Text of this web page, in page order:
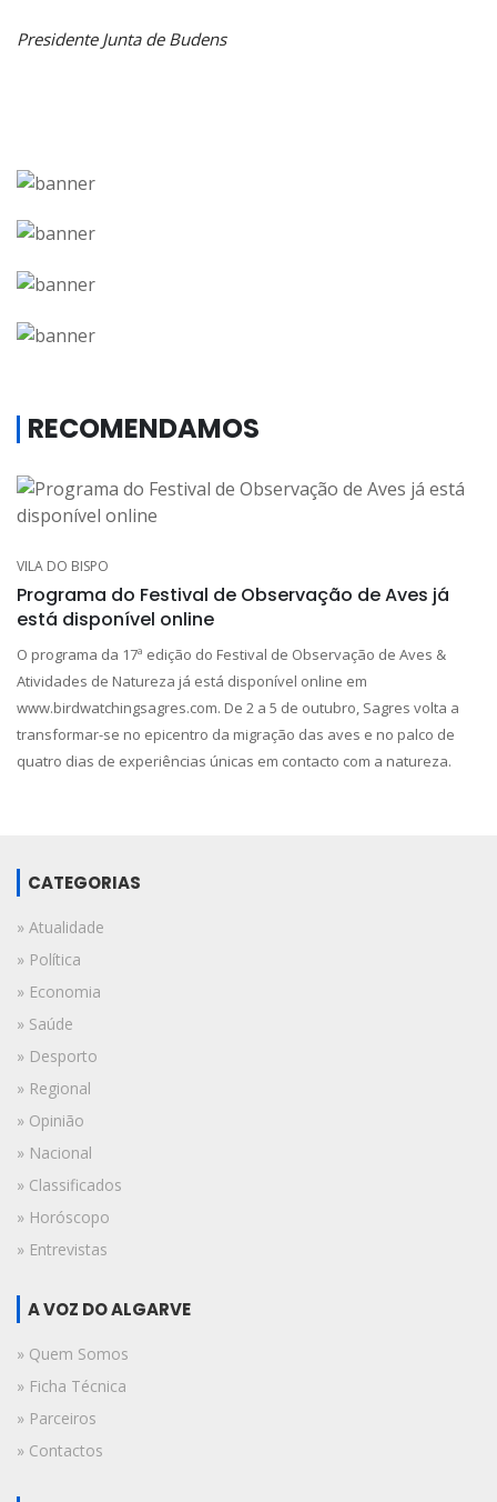
Presidente Junta de Budens
RECOMENDAMOS
VILA DO BISPO
Programa do Festival de Observação de Aves já
está disponível online
O programa da 17ª edição do Festival de Observação de Aves &
Atividades de Natureza já está disponível online em
www.birdwatchingsagres.com. De 2 a 5 de outubro, Sagres volta a
transformar-se no epicentro da migração das aves e no palco de
quatro dias de experiências únicas em contacto com a natureza.
CATEGORIAS
» Atualidade
» Política
» Economia
» Saúde
» Desporto
» Regional
» Opinião
» Nacional
» Classificados
» Horóscopo
» Entrevistas
A VOZ DO ALGARVE
» Quem Somos
» Ficha Técnica
» Parceiros
» Contactos